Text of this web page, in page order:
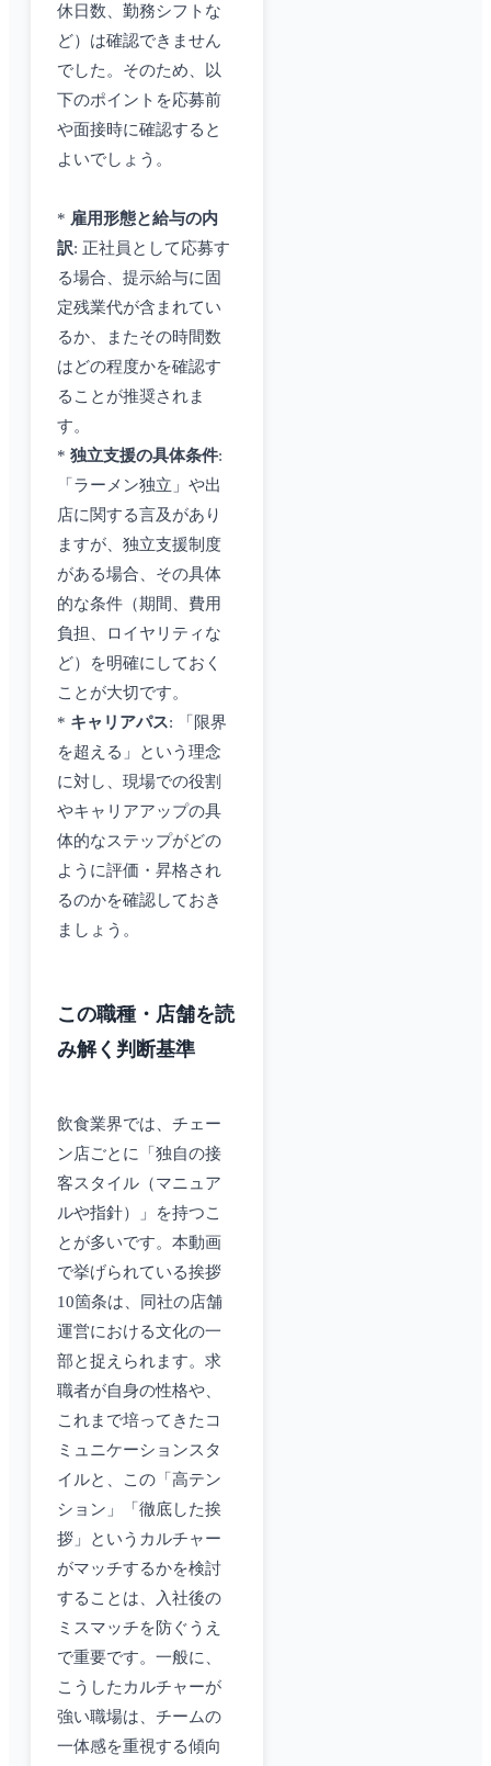
休日数、勤務シフトな
ど）は確認できません
でした。そのため、以
下のポイントを応募前
や面接時に確認すると
よいでしょう。
* 雇用形態と給与の内
訳: 正社員として応募す
る場合、提示給与に固
定残業代が含まれてい
るか、またその時間数
はどの程度かを確認す
ることが推奨されま
す。
* 独立支援の具体条件:
「ラーメン独立」や出
店に関する言及があり
ますが、独立支援制度
がある場合、その具体
的な条件（期間、費用
負担、ロイヤリティな
ど）を明確にしておく
ことが大切です。
* キャリアパス: 「限界
を超える」という理念
に対し、現場での役割
やキャリアアップの具
体的なステップがどの
ように評価・昇格され
るのかを確認しておき
ましょう。
この職種・店舗を読
み解く判断基準
飲食業界では、チェー
ン店ごとに「独自の接
客スタイル（マニュア
ルや指針）」を持つこ
とが多いです。本動画
で挙げられている挨拶
10箇条は、同社の店舗
運営における文化の一
部と捉えられます。求
職者が自身の性格や、
これまで培ってきたコ
ミュニケーションスタ
イルと、この「高テン
ション」「徹底した挨
拶」というカルチャー
がマッチするかを検討
することは、入社後の
ミスマッチを防ぐうえ
で重要です。一般に、
こうしたカルチャーが
強い職場は、チームの
一体感を重視する傾向